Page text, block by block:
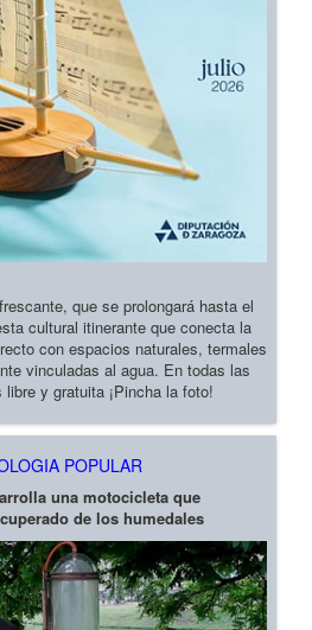
que se prolongará hasta el
cultural itinerante que conecta la
con espacios naturales, termales
vinculadas al agua. En todas las
y gratuita ¡Pincha la foto!
POPULAR
una motocicleta que
de los humedales